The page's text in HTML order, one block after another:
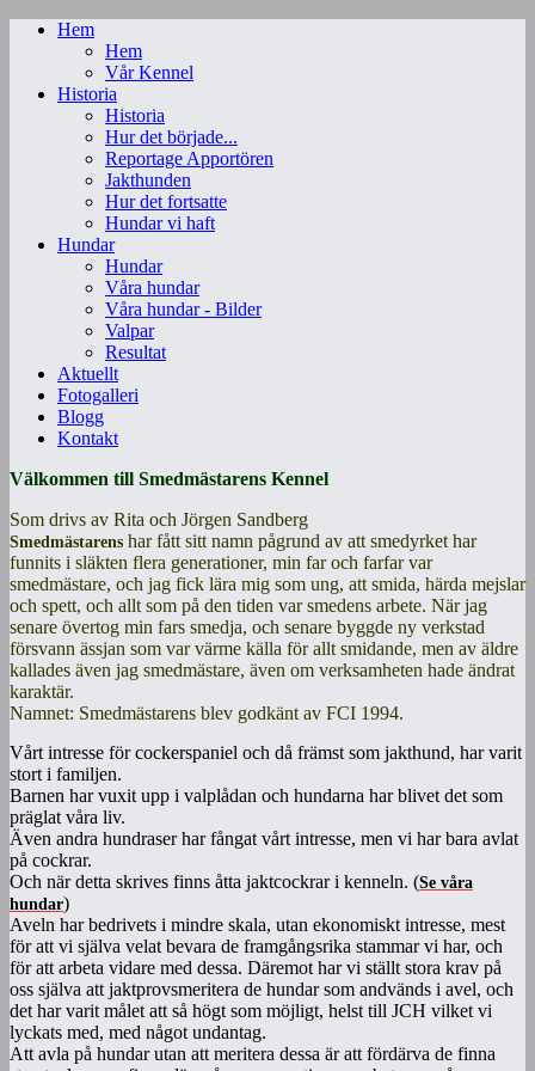
Hem
Hem
Vår Kennel
Historia
Historia
Hur det började...
Reportage Apportören
Jakthunden
Hur det fortsatte
Hundar vi haft
Hundar
Hundar
Våra hundar
Våra hundar - Bilder
Valpar
Resultat
Aktuellt
Fotogalleri
Blogg
Kontakt
Välkommen till Smedmästarens Kennel
Som drivs av Rita och Jörgen Sandberg
Smedmästarens har fått sitt namn pågrund av att smedyrket har
funnits i släkten flera generationer, min far och farfar var
smedmästare, och jag fick lära mig som ung, att smida, härda mejslar
och spett, och allt som på den tiden var smedens arbete. När jag
senare övertog min fars smedja, och senare byggde ny verkstad
försvann ässjan som var värme källa för allt smidande, men av äldre
kallades även jag smedmästare, även om verksamheten hade ändrat
karaktär.
Namnet: Smedmästarens blev godkänt av FCI 1994.
Vårt intresse för cockerspaniel och då främst som jakthund, har varit
stort i familjen.
Barnen har vuxit upp i valplådan och hundarna har blivet det som
präglat våra liv.
Även andra hundraser har fångat vårt intresse, men vi har bara avlat
på cockrar.
Och när detta skrives finns åtta jaktcockrar i kenneln. (Se våra
hundar)
Aveln har bedrivets i mindre skala, utan ekonomiskt intresse, mest
för att vi själva velat bevara de framgångsrika stammar vi har, och
för att arbeta vidare med dessa. Däremot har vi ställt stora krav på
oss själva att jaktprovsmeritera de hundar som andvänds i avel, och
det har varit målet att så högt som möjligt, helst till JCH vilket vi
lyckats med, med något undantag.
Att avla på hundar utan att meritera dessa är att fördärva de finna